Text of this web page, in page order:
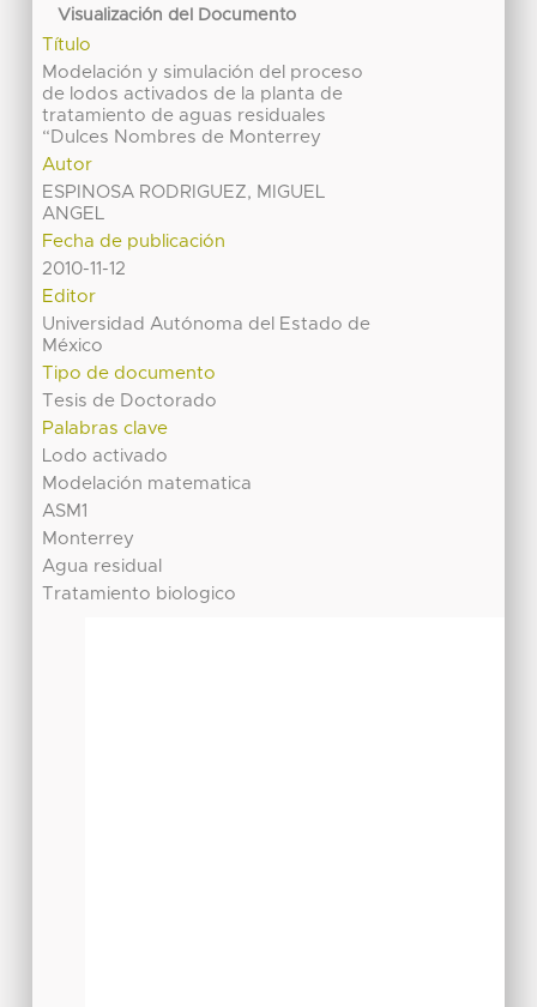
Visualización del Documento
Título
Modelación y simulación del proceso
de lodos activados de la planta de
tratamiento de aguas residuales
“Dulces Nombres de Monterrey
Autor
ESPINOSA RODRIGUEZ, MIGUEL
ANGEL
Fecha de publicación
2010-11-12
Editor
Universidad Autónoma del Estado de
México
Tipo de documento
Tesis de Doctorado
Palabras clave
Lodo activado
Modelación matematica
ASM1
Monterrey
Agua residual
Tratamiento biologico